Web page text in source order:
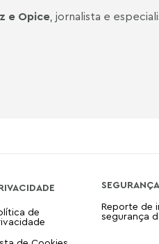
e Opice, jornalista e
de
Reporte de
segurança